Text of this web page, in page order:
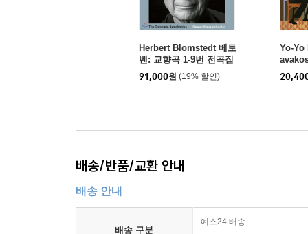
Herbert Blomstedt 베토
벤: 교향곡 1-9번 전곡집
- 헤르베르트 블롬슈테트
(Beethoven: The Symp
91,000원 (19% 할인)
Yo-Yo
(요요
바코
배송/반품/교환 안내
배송 안내
배송 구분
예스24 배송